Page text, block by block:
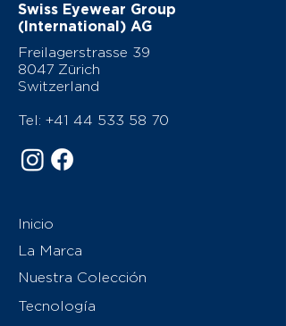
Swiss Eyewear Group
(International) AG
Freilagerstrasse 39
8047 Zürich
Switzerland
Tel: +41 44 533 58 70
Inicio
La Marca
Nuestra Colección
Tecnología